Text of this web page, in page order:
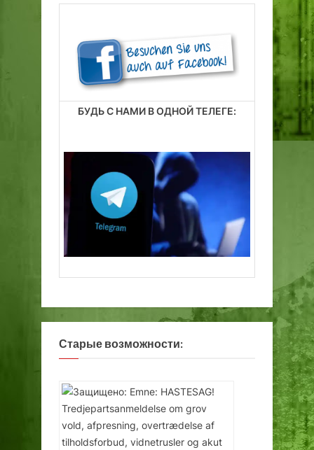
БУДЬ С НАМИ В ОДНОЙ ТЕЛЕГЕ:
Старые возможности: